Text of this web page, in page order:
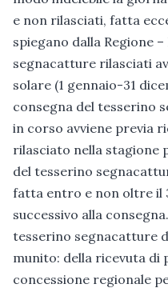
e non rilasciati, fatta
spiegano dalla Regione
segnacatture rilasciati
solare (1 gennaio-31
consegna del tesserino
in corso avviene previa
rilasciato nella stagione
del tesserino
fatta entro e non oltre il
successivo alla
tesserino segnacatture
munito: della ricevuta di
concessione regionale